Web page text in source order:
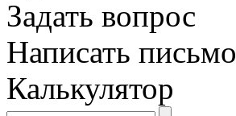
Задать вопрос
Написать письмо
Калькулятор